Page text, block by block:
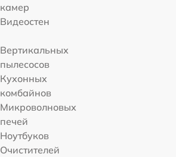
камер
Видеостен
Вертикальных
пылесосов
Кухонных
комбайнов
Микроволновых
печей
Ноутбуков
Очистителей